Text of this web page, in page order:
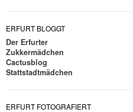
ERFURT BLOGGT
Der Erfurter
Zukkermädchen
Cactusblog
Stattstadtmädchen
ERFURT FOTOGRAFIERT